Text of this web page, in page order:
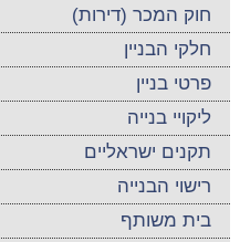
חוק המכר (דירות)
חלקי הבניין
פרטי בניין
ליקויי בנייה
תקנים ישראליים
רישוי הבנייה
בית משותף